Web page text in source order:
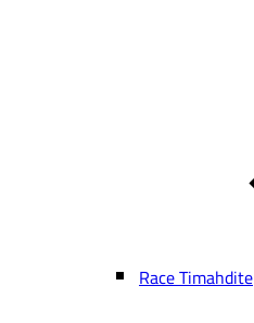
Race Timahdite